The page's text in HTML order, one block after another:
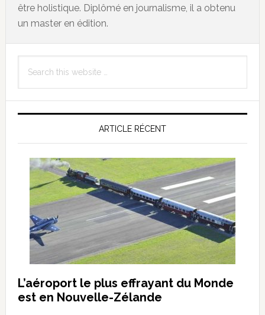
être holistique. Diplômé en journalisme, il a obtenu
un master en édition.
Primary
Sidebar
this
ARTICLE RÉCENT
L’aéroport le plus effrayant du Monde
est en Nouvelle-Zélande